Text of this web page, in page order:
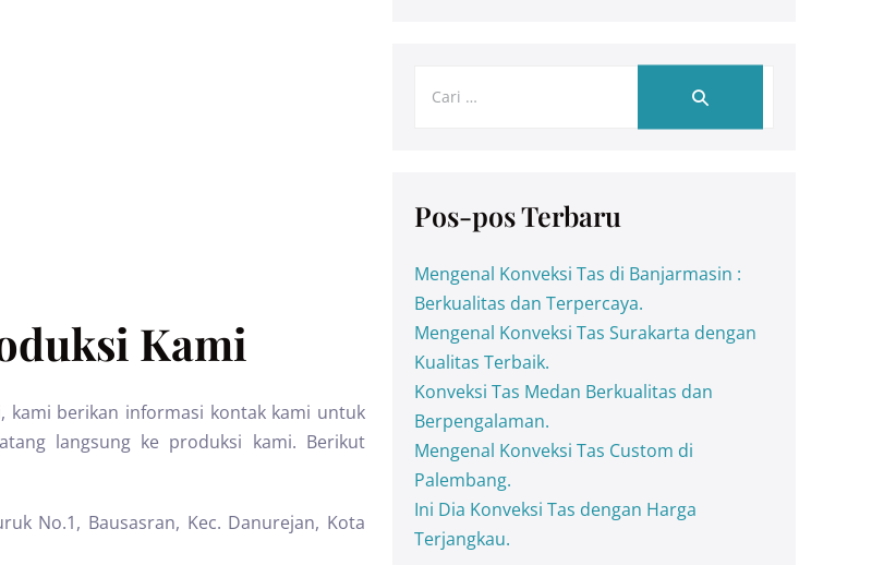
Kami
kami berikan informasi kontak kami untuk
langsung ke produksi kami. Berikut
No.1, Bausasran, Kec. Danurejan, Kota
Pos-pos Terbaru
Mengenal Konveksi Tas di Banjarmasin :
Berkualitas dan Terpercaya.
Mengenal Konveksi Tas Surakarta dengan
Kualitas Terbaik.
Konveksi Tas Medan Berkualitas dan
Berpengalaman.
Mengenal Konveksi Tas Custom di
Palembang.
Ini Dia Konveksi Tas dengan Harga
Terjangkau.